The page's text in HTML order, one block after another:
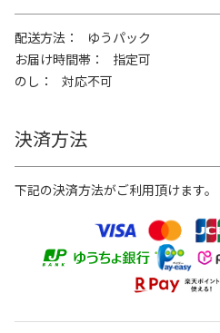
配送方法
ゆうパック
お届け時間帯
指定可
のし
対応不可
決済方法
下記の決済方法がご利用頂けます。